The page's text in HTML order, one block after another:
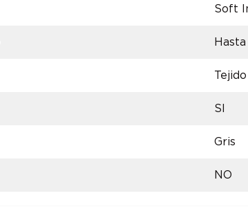
Soft
Hasta
SI
Gris
NO